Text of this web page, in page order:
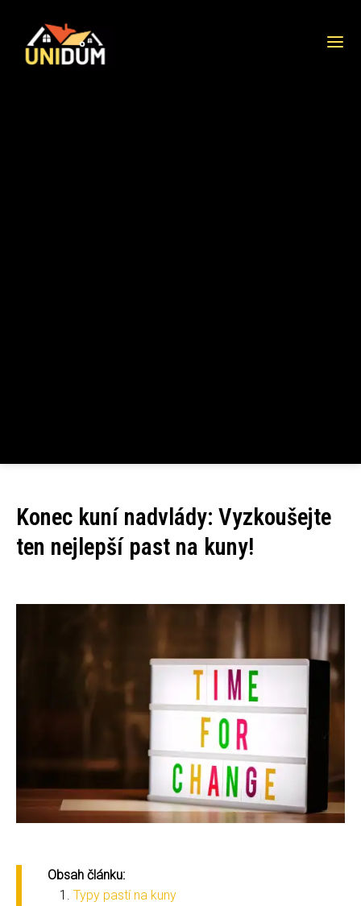
Konec kuní nadvlády: Vyzkoušejte
ten nejlepší past na kuny!
Obsah článku:
Typy pastí na kuny